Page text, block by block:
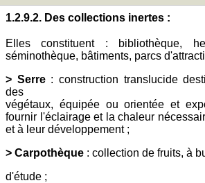
1.2.9.2. Des collections inertes :
Elles constituent : bibliothèque,
séminothèque, bâtiments, parcs
> Serre : construction translucide
des
végétaux, équipée ou orientée et
fournir l'éclairage et la chaleur
et à leur développement ;
> Carpothèque : collection de fruits, à
d'étude ;